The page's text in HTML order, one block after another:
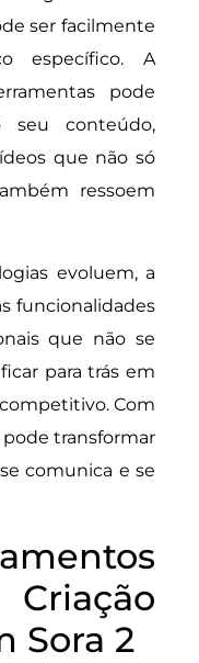
ser facilmente
específico. A
pode
seu conteúdo,
que não só
ressoem
evoluem, a
funcionalidades
que não se
para trás em
Com
transformar
comunica e se
Sora 2